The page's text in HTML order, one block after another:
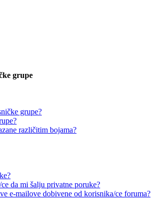
grupe
grupe?
različitim bojama?
da mi šalju privatne poruke?
e-mailove dobivene od korisnika/ce foruma?